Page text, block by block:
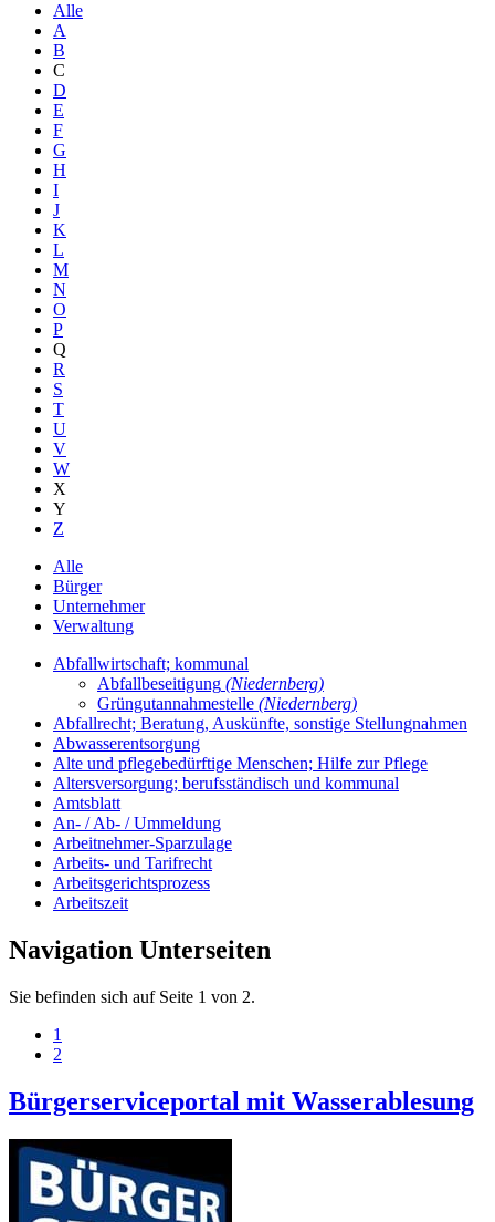
Alle
A
B
C
D
E
F
G
H
I
J
K
L
M
N
O
P
Q
R
S
T
U
V
W
X
Y
Z
Alle
Bürger
Unternehmer
Verwaltung
Abfallwirtschaft; kommunal
Abfallbeseitigung (Niedernberg)
Grüngutannahmestelle (Niedernberg)
Abfallrecht; Beratung, Auskünfte, sonstige Stellungnahmen
Abwasserentsorgung
Alte und pflegebedürftige Menschen; Hilfe zur Pflege
Altersversorgung; berufsständisch und kommunal
Amtsblatt
An- / Ab- / Ummeldung
Arbeitnehmer-Sparzulage
Arbeits- und Tarifrecht
Arbeitsgerichtsprozess
Arbeitszeit
Navigation Unterseiten
Sie befinden sich auf Seite 1 von 2.
1
2
Bürgerserviceportal mit Wasserablesung